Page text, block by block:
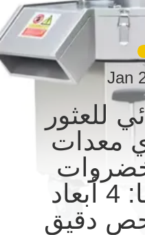
Jan
للعثور
معدات
الموثوق بها: 4 أبعاد
دقيق